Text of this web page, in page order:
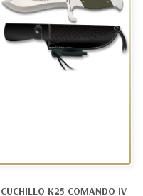
CUCHILLO K25 COMANDO IV